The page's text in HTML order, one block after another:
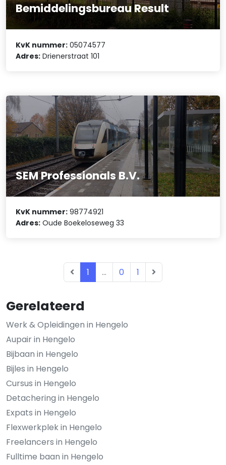
Gerelateerd
Werk & Opleidingen in Hengelo
Aupair in Hengelo
Bijbaan in Hengelo
Bijles in Hengelo
Cursus in Hengelo
Detachering in Hengelo
Expats in Hengelo
Flexwerkplek in Hengelo
Freelancers in Hengelo
Fulltime baan in Hengelo
Bemiddelingsbureau Result
KvK nummer: 05074577
Adres: Drienerstraat 101
SEM Professionals B.V.
KvK nummer: 98774921
Adres: Oude Boekeloseweg 33
1 ... 0 1